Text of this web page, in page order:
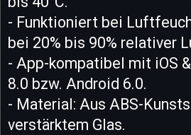
- Funktioniert bei
bei 20% bis 90% relativer
- App-kompatibel mit iOS
8.0 bzw. Android 6.0.
- Material: Aus ABS-
verstärktem Glas.